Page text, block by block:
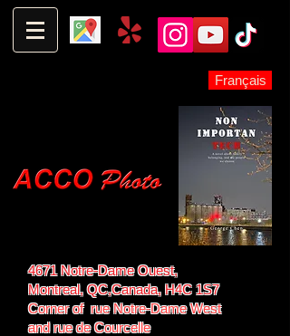
Français
4671 Notre-Dame Ouest,
Montreal, QC,Canada, H4C 1S7
Corner of rue Notre-Dame West
andrue de Courcelle